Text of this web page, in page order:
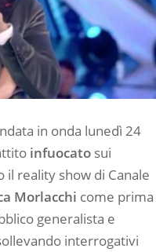
in onda lunedì 24
infuocato sui
il reality show di Canale
Morlacchi come prima
generalista e
interrogativi